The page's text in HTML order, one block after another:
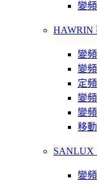
變
HAWRIN
變
變
定
變
變
移
SANLUX
變